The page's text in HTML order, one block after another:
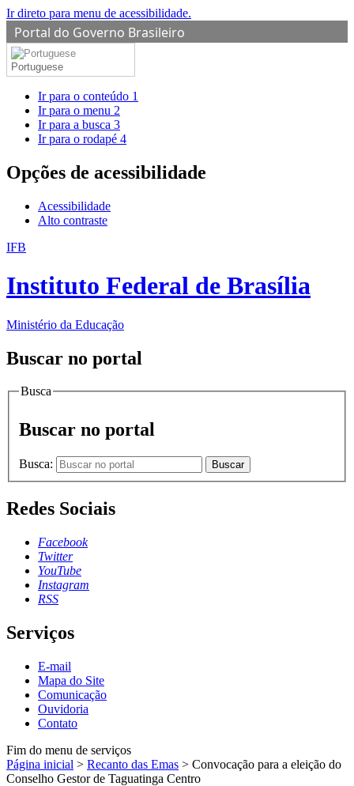
Ir direto para menu de acessibilidade.
Portal do Governo Brasileiro
Portuguese
Ir para o conteúdo 1
Ir para o menu 2
Ir para a busca 3
Ir para o rodapé 4
Opções de acessibilidade
Acessibilidade
Alto contraste
IFB
Instituto Federal de Brasília
Ministério da Educação
Buscar no portal
Busca
Buscar no portal
Busca: Buscar
Redes Sociais
Facebook
Twitter
YouTube
Instagram
RSS
Serviços
E-mail
Mapa do Site
Comunicação
Ouvidoria
Contato
Fim do menu de serviços
Página inicial > Recanto das Emas > Convocação para a eleição do
Conselho Gestor de Taguatinga Centro